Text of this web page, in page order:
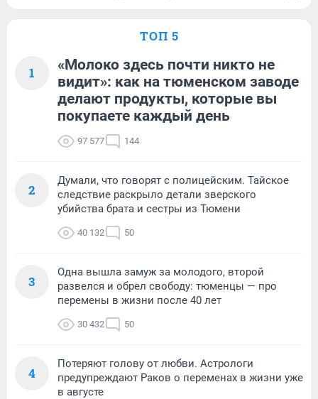
ТОП 5
1
«Молоко здесь почти никто не
видит»: как на тюменском заводе
делают продукты, которые вы
покупаете каждый день
97 577 144
2
Думали, что говорят с полицейским. Тайское
следствие раскрыло детали зверского
убийства брата и сестры из Тюмени
40 132 50
3
Одна вышла замуж за молодого, второй
развелся и обрел свободу: тюменцы — про
перемены в жизни после 40 лет
30 432 50
4
Потеряют голову от любви. Астрологи
предупреждают Раков о переменах в жизни уже
в августе